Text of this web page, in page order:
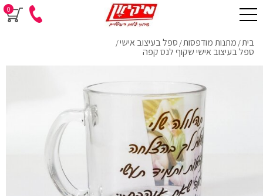
0
בית/ מתנות מודפסות/ ספל בעיצוב אישי/
ספל בעיצוב אישי שקוף לנס קפה